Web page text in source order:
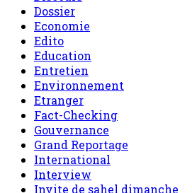
Dossier
Economie
Edito
Education
Entretien
Environnement
Etranger
Fact-Checking
Gouvernance
Grand Reportage
International
Interview
Invite de sahel dimanche